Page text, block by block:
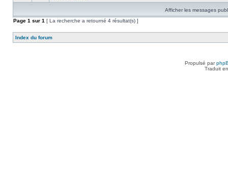
Afficher les messages
Page 1 sur 1 [ La recherche a retourné 4 résultat(s) ]
Index du forum
Propulsé par
Traduit